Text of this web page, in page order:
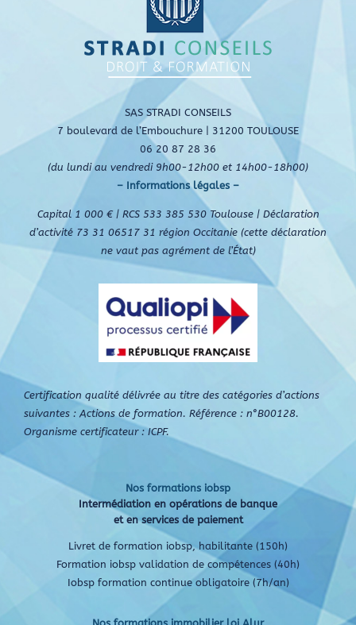
SAS STRADI CONSEILS
7 boulevard de l’Embouchure | 31200 TOULOUSE
06 20 87 28 36
(du lundi au vendredi 9h00-12h00 et 14h00-18h00)
– Informations légales –
Capital 1 000 € | RCS 533 385 530 Toulouse | Déclaration
d’activité 73 31 06517 31 région Occitanie (cette déclaration
ne vaut pas agrément de l’État)
Certification qualité délivrée au titre des catégories d’actions
suivantes : Actions de formation. Référence : n°B00128.
Organisme certificateur : ICPF.
Nos formations iobsp
Intermédiation en opérations de banque
et en services de paiement
Livret de formation iobsp, habilitante (150h)
Formation iobsp validation de compétences (40h)
Iobsp formation continue obligatoire (7h/an)